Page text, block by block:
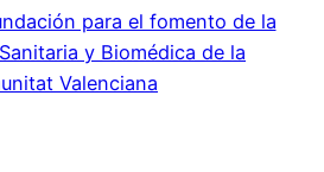
para el fomento de la
y Biomédica de la
Valenciana